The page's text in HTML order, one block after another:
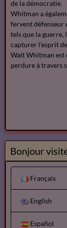
de la démocratie.
Whitman a
fervent défenseur
tels que la guerre,
capturer l’esprit
Walt Whitman est
perdure à travers
Bonjour
Français
English
Español